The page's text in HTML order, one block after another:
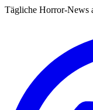
Tägliche Horror-News